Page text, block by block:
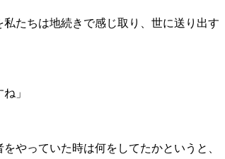
たちは地続きで感じ取り、世に送り出す
」
やっていた時は何をしてたかというと、